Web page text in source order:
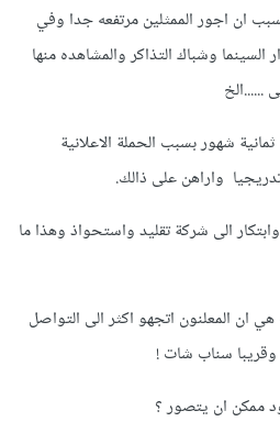
ان اجور الممثلين مرتفعه جدا وفي
السينما وشباك التذاكر والمشاهده منها
......الخ
شهور بسبب الحملة الاعلانية
واراهن على ذالك.
الى شركة تقليد واستحواذ وهذا ما
ان المعلنون اتجهو اكثر الى التواصل
سناب شات !
ممكن ان يتصور ؟